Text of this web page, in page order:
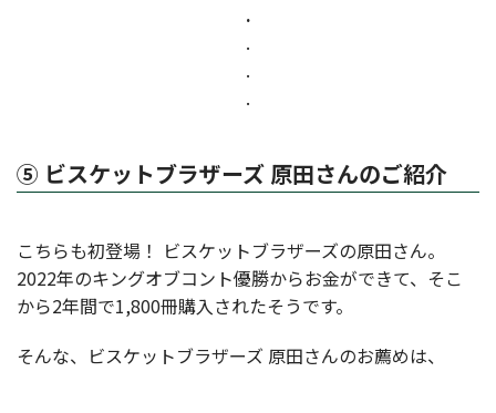
.
.
.
.
⑤ ビスケットブラザーズ 原田さんのご紹介
こちらも初登場！ ビスケットブラザーズの原田さん。
2022年のキングオブコント優勝からお金ができて、そこ
から2年間で1,800冊購入されたそうです。
そんな、ビスケットブラザーズ 原田さんのお薦めは、